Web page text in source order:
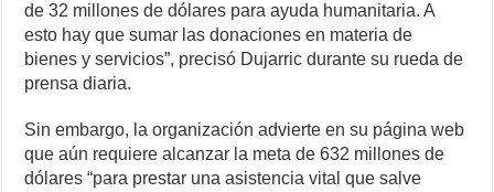
de 32 millones de dólares para ayuda humanitaria. A
esto hay que sumar las donaciones en materia de
bienes y servicios”, precisó Dujarric durante su rueda de
prensa diaria.
Sin embargo, la organización advierte en su página web
que aún requiere alcanzar la meta de 632 millones de
dólares “para prestar una asistencia vital que salve